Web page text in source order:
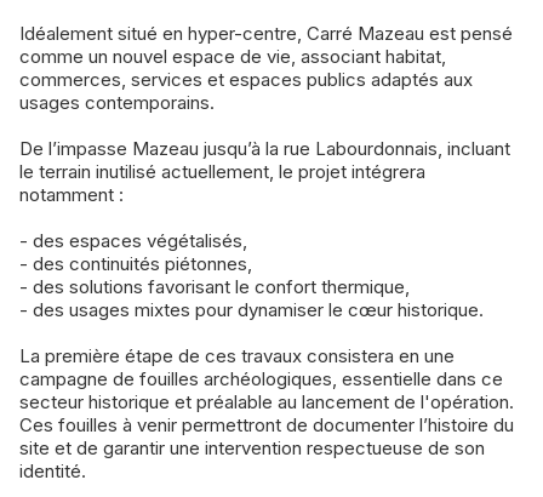
Idéalement situé en hyper-centre, Carré Mazeau est pensé
comme un nouvel espace de vie, associant habitat,
commerces, services et espaces publics adaptés aux
usages contemporains.
De l’impasse Mazeau jusqu’à la rue Labourdonnais, incluant
le terrain inutilisé actuellement, le projet intégrera
notamment :
- des espaces végétalisés,
- des continuités piétonnes,
- des solutions favorisant le confort thermique,
- des usages mixtes pour dynamiser le cœur historique.
La première étape de ces travaux consistera en une
campagne de fouilles archéologiques, essentielle dans ce
secteur historique et préalable au lancement de l'opération.
Ces fouilles à venir permettront de documenter l’histoire du
site et de garantir une intervention respectueuse de son
identité.